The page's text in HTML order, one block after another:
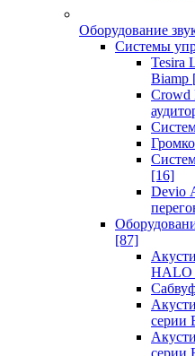
Оборудование
Системы
Tesira
Biamp
Crowd
[16]
Devio
[87]
HALO
серии
серии